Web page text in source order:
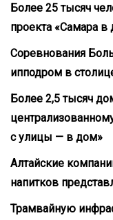
Более 25 тысяч
проекта «Самара
Соревнования
ипподром в
Более 2,5 тысяч
с улицы — в дом»
Алтайские
напитков
Трамвайную